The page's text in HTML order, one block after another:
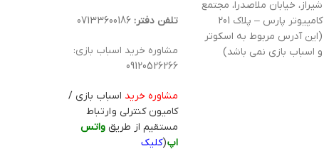
شیراز، خیابان ملاصدرا، مجتمع
کامپیوتر پارس – پلاک 201
(این آدرس مربوط به اسکوتر
و اسباب بازی نمی باشد)
تلفن دفتر: 07133600186
مشاوره خرید اسباب بازی:
09120526266
مشاوره خرید اسباب بازی /
کامیون کنترلی و ارتباط
مستقیم از طریق واتس
اپ(کلیک